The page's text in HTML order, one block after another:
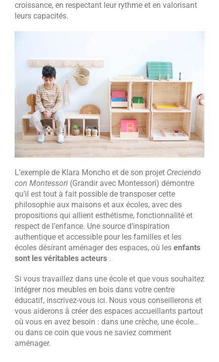
croissance, en respectant leur rythme et en valorisant
leurs capacités.
L’exemple de Klara Moncho et de son projet Creciendo
con Montessori (Grandir avec Montessori) démontre
qu’il est tout à fait possible de transposer cette
philosophie aux maisons et aux écoles, avec des
propositions qui allient esthétisme, fonctionnalité et
respect de l’enfance. Une source d’inspiration
authentique et accessible pour les familles et les
écoles désirant aménager des espaces, où les enfants
sont les véritables acteurs .
Si vous travaillez dans une école et que vous souhaitez
intégrer nos meubles en bois dans votre centre
éducatif, inscrivez-vous ici. Nous vous conseillerons et
vous aiderons à créer des espaces accueillants partout
où vous en avez besoin : dans une crèche, une école…
ou dans ce coin que vous ne saviez comment
aménager.